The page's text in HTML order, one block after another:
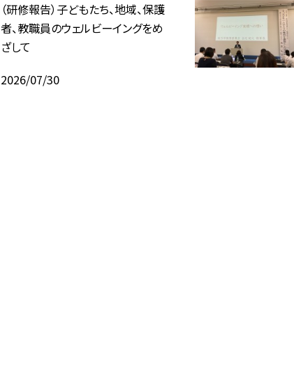
（研修報告）子どもたち、地域、保護
者、教職員のウェルビーイングをめ
ざして
2026/07/30